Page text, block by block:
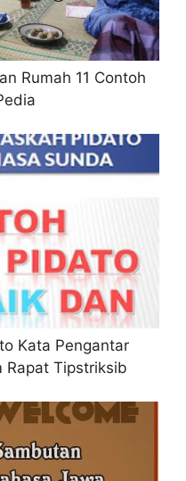
Rumah 11 Contoh
Kata Pengantar
Rapat Tipstriksib